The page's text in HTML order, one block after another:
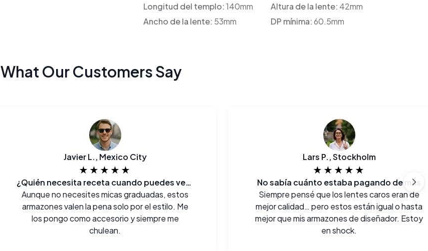
Longitud del templo:140mm Altura de la lente: 42mm
Ancho de la lente: 53mm DP mínima:60.5mm
What Our Customers Say
Javier L., Mexico City
★★★★★
¿Quién necesita receta cuando puedes verte así?
Aunque no necesites micas graduadas, estos
armazones valen la pena solo por el estilo. Me
los pongo como accesorio y siempre me
chulean.
Lars P., Stockholm
★★★★★
No sabía cuánto estaba pagando de más
Siempre pensé que los lentes caros eran de
mejor calidad… pero estos están igual o hasta
mejor que mis armazones de diseñador. Estoy
en shock.